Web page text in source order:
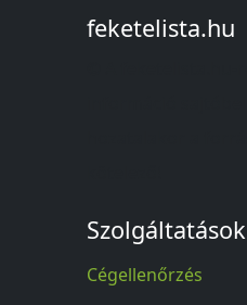
feketelista.hu
Szolgáltatások
Cégellenőrzés